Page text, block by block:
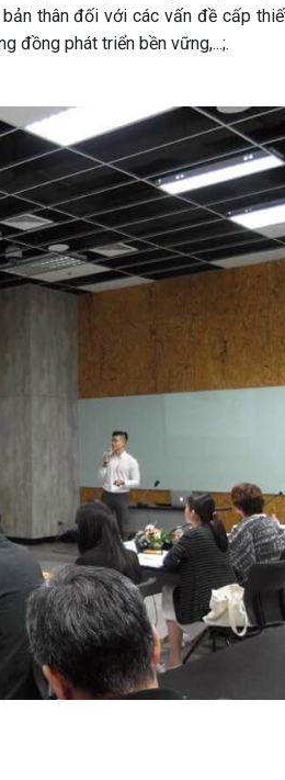
thân đối với các vấn đề cấp
đồng phát triển bền vững,...;.